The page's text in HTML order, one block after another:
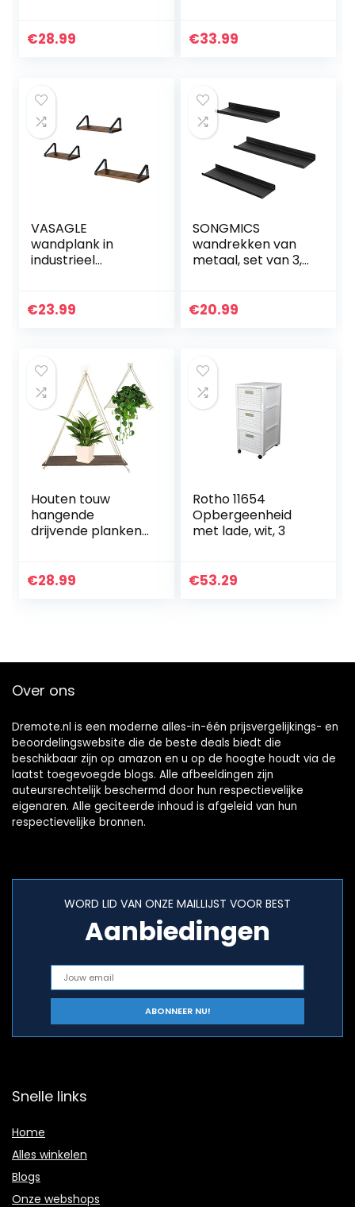
slaapkamer
€28.99
zwevende plank,
€33.99
VASAGLE
wandplank in
industrieel
set van 3,
voor…
€23.99
SONGMICS
wandrekken van
metaal, set van 3,
vormgeving,
€20.99
Houten touw
hangende
drijvende planken
plank, muur
€28.99
Rotho 11654
Opbergeenheid
met lade, wit, 3
€53.29
Over ons
Dremote.nl is een moderne alles-in-één prijsvergelijkings- en
beoordelingswebsite die de beste deals biedt die
beschikbaar zijn op amazon en u op de hoogte houdt via de
laatst toegevoegde blogs. Alle afbeeldingen zijn
auteursrechtelijk beschermd door hun respectievelijke
eigenaren. Alle geciteerde inhoud is afgeleid van hun
respectievelijke bronnen.
WORD LID VAN ONZE MAILLIJST VOOR BEST
Aanbiedingen
Snelle links
Home
Alles winkelen
Blogs
Onze webshops